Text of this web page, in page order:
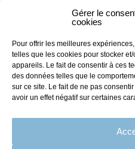
Gérer le
cookies
Pour offrir les meilleures
telles que les cookies pour stocker
appareils. Le fait de consentir à ces
des données telles que le
sur ce site. Le fait de ne pas
avoir un effet négatif sur certaines
LinkedIn
Facebook
Instagram
PLAN